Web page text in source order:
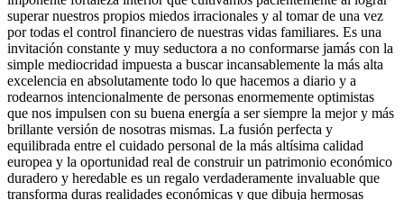
superar nuestros propios miedos irracionales y al tomar de una vez
por todas el control financiero de nuestras vidas familiares. Es una
invitación constante y muy seductora a no conformarse jamás con la
simple mediocridad impuesta a buscar incansablemente la más alta
excelencia en absolutamente todo lo que hacemos a diario y a
rodearnos intencionalmente de personas enormemente optimistas
que nos impulsen con su buena energía a ser siempre la mejor y más
brillante versión de nosotras mismas. La fusión perfecta y
equilibrada entre el cuidado personal de la más altísima calidad
europea y la oportunidad real de construir un patrimonio económico
duradero y heredable es un regalo verdaderamente invaluable que
transforma duras realidades económicas y que dibuja hermosas